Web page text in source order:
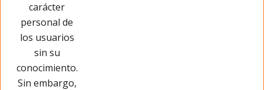
carácter
personal de
los usuarios
sin su
conocimiento.
Sin embargo,